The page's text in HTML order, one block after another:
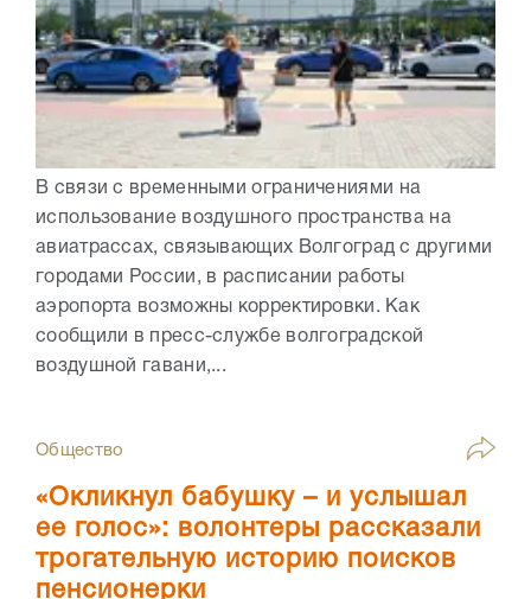
В связи с временными ограничениями на
использование воздушного пространства на
авиатрассах, связывающих Волгоград с другими
городами России, в расписании работы
аэропорта возможны корректировки. Как
сообщили в пресс-службе волгоградской
воздушной гавани,...
Общество
«Окликнул бабушку – и услышал
ее голос»: волонтеры рассказали
трогательную историю поисков
пенсионерки